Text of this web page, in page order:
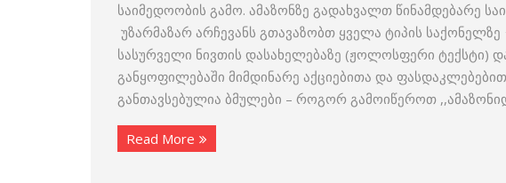
საიმედოობის გამო. ამაზონზე გადახვალთ წინამდებარე
უზარმაზარ არჩევანს გთავაზობთ ყველა ტიპის
სასურველი ნივთის დასახელებაზე (ჟოლოსფერი ტექსტი)
განყოფილებაში მიმდინარე აქციებითა და
განთავსებულია ბმულები – როგორ გამოიწეროთ
Read More